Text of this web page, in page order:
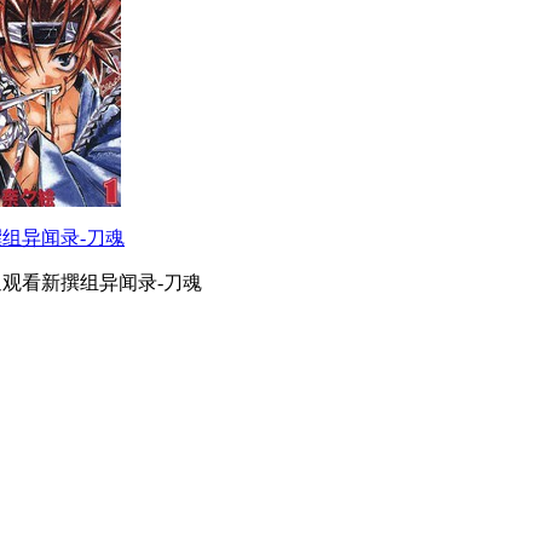
异闻录-刀魂
看新撰组异闻录-刀魂